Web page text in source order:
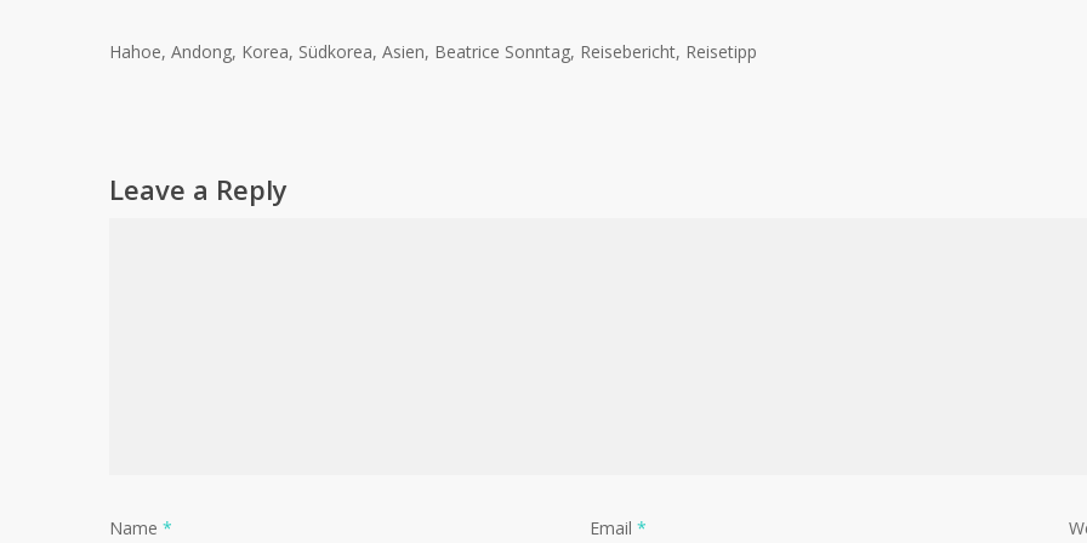
Hahoe, Andong, Korea, Südkorea, Asien, Beatrice Sonntag, Reisebericht, Reisetipp
Leave a Reply
Name * Email *